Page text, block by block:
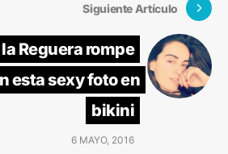
Siguiente Artículo
Reguera rompe
esta sexy foto en
bikini
6 MAYO, 2016